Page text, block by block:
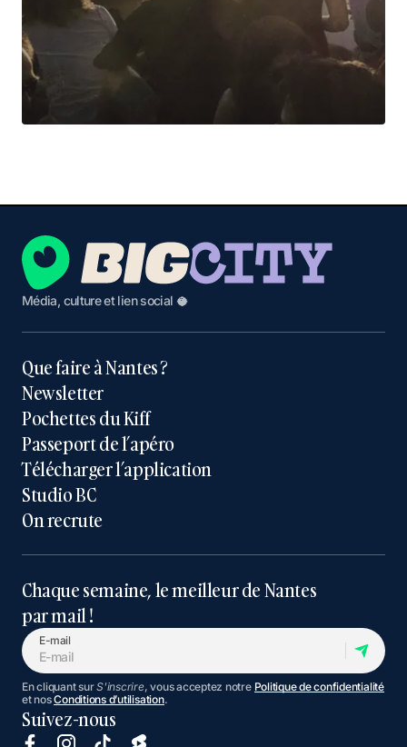
Média, culture et lien social 🥥
Que faire à Nantes ?
Newsletter
Pochettes du Kiff
Passeport de l’apéro
Télécharger l’application
Studio BC
On recrute
Chaque semaine, le meilleur de Nantes
par mail !
E-mail
En cliquant surS'inscrire, vous acceptez notre Politique de confidentialité
et nosConditions d’utilisation.
Suivez-nous